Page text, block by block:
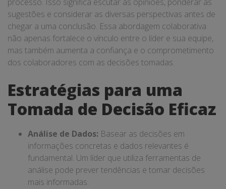
sugestões e considerar as diversas perspectivas antes de
chegar a uma conclusão. Essa abordagem colaborativa
não apenas fortalece o vínculo entre o líder e sua equipe,
mas também aumenta a confiança e o comprometimento
dos colaboradores com as decisões tomadas.
Estratégias para uma
Tomada de Decisão Eficaz
Análise de Dados: Basear as decisões em
informações concretas e dados relevantes é
fundamental. Um líder que utiliza ferramentas de
análise pode prever tendências e tomar decisões
mais informadas.